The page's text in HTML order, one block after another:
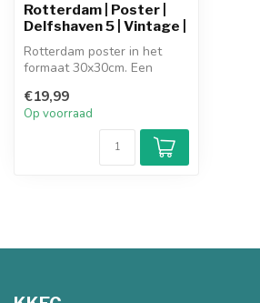
Rotterdam | Poster |
Delfshaven 5 | Vintage |
Rotterdam poster in het
formaat 30x30cm. Een
super tof...
€19,99
Op voorraad